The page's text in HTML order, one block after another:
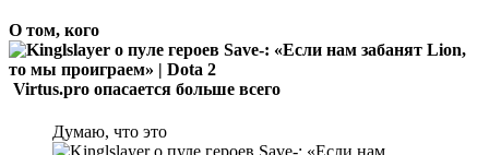
О том, кого
Virtus.pro опасается больше всего
Думаю, что это